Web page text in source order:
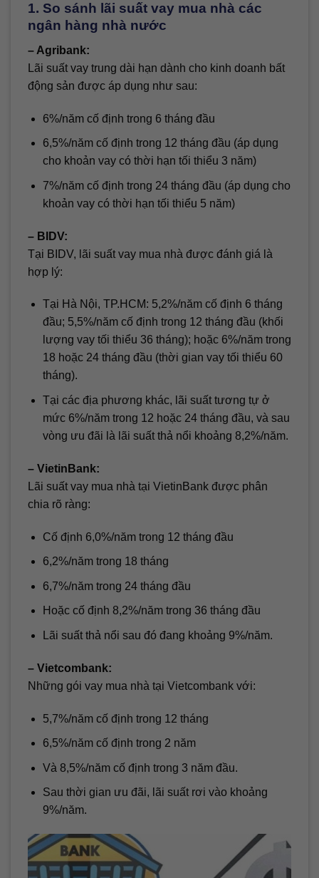
1. So sánh lãi suất vay mua nhà các
ngân hàng nhà nước
– Agribank:
Lãi suất vay trung dài hạn dành cho kinh doanh bất
động sản được áp dụng như sau:
6%/năm cố định trong 6 tháng đầu
6,5%/năm cố định trong 12 tháng đầu (áp dụng
cho khoản vay có thời hạn tối thiểu 3 năm)
7%/năm cố định trong 24 tháng đầu (áp dụng cho
khoản vay có thời hạn tối thiểu 5 năm)
– BIDV:
Tại BIDV, lãi suất vay mua nhà được đánh giá là
hợp lý:
Tại Hà Nội, TP.HCM: 5,2%/năm cố định 6 tháng
đầu; 5,5%/năm cố định trong 12 tháng đầu (khối
lượng vay tối thiểu 36 tháng); hoặc 6%/năm trong
18 hoặc 24 tháng đầu (thời gian vay tối thiểu 60
tháng).
Tại các địa phương khác, lãi suất tương tự ở
mức 6%/năm trong 12 hoặc 24 tháng đầu, và sau
vòng ưu đãi là lãi suất thả nổi khoảng 8,2%/năm.
– VietinBank:
Lãi suất vay mua nhà tại VietinBank được phân
chia rõ ràng:
Cố định 6,0%/năm trong 12 tháng đầu
6,2%/năm trong 18 tháng
6,7%/năm trong 24 tháng đầu
Hoặc cố định 8,2%/năm trong 36 tháng đầu
Lãi suất thả nổi sau đó đang khoảng 9%/năm.
– Vietcombank:
Những gói vay mua nhà tại Vietcombank với:
5,7%/năm cố định trong 12 tháng
6,5%/năm cố định trong 2 năm
Và 8,5%/năm cố định trong 3 năm đầu.
Sau thời gian ưu đãi, lãi suất rơi vào khoảng
9%/năm.